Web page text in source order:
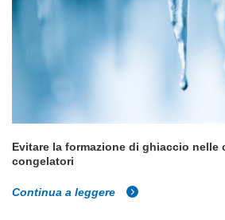
Evitare la formazione di ghiaccio nelle
congelatori
Continua a leggere